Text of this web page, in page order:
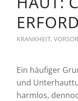
KRANKHEIT,
Ein häufiger
und
harmlos,